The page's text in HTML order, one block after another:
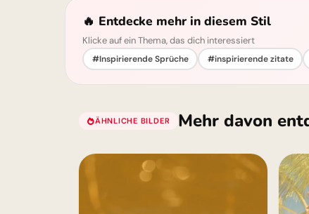
🔥 Entdecke mehr in diesem Stil
Klicke auf ein Thema, das dich interessiert
#Inspirierende Sprüche #inspirierende zitate
ÄHNLICHE BILDER Mehr davon